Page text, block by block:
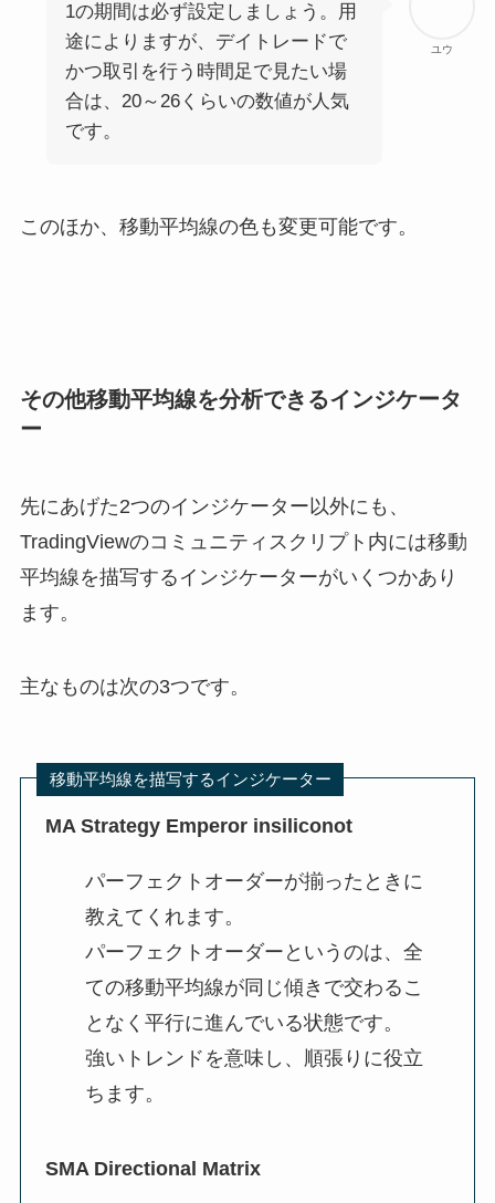
ユウ
1の期間は必ず設定しましょう。用
途によりますが、デイトレードで
かつ取引を行う時間足で見たい場
合は、20～26くらいの数値が人気
です。
このほか、移動平均線の色も変更可能です。
その他移動平均線を分析できるインジケータ
ー
先にあげた2つのインジケーター以外にも、
TradingViewのコミュニティスクリプト内には移動
平均線を描写するインジケーターがいくつかあり
ます。
主なものは次の3つです。
移動平均線を描写するインジケーター
MA Strategy Emperor insiliconot
パーフェクトオーダーが揃ったときに
教えてくれます。
パーフェクトオーダーというのは、全
ての移動平均線が同じ傾きで交わるこ
となく平行に進んでいる状態です。
強いトレンドを意味し、順張りに役立
ちます。
SMA Directional Matrix